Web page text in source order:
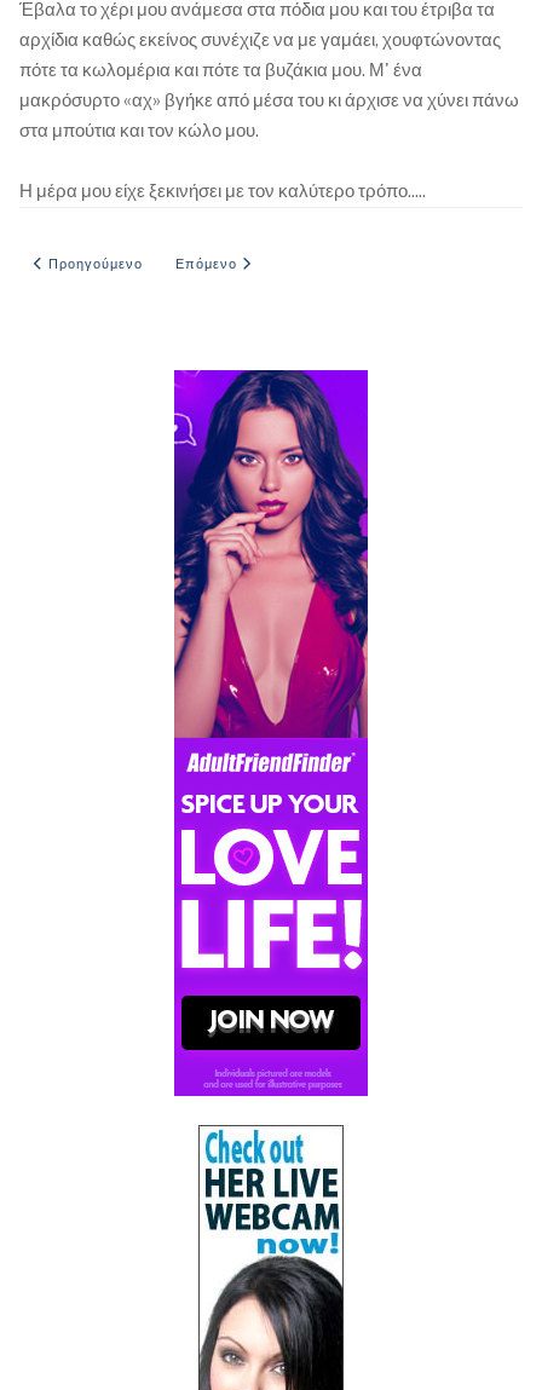
Έβαλα το χέρι μου ανάμεσα στα πόδια μου και του έτριβα τα
αρχίδια καθώς εκείνος συνέχιζε να με γαμάει, χουφτώνοντας
πότε τα κωλομέρια και πότε τα βυζάκια μου. Μ' ένα
μακρόσυρτο «αχ» βγήκε από μέσα του κι άρχισε να χύνει πάνω
στα μπούτια και τον κώλο μου.
Η μέρα μου είχε ξεκινήσει με τον καλύτερο τρόπο.....
Προηγούμενο άρθρο: Η ΠΡΩΤΗ ΜΑΣ ΒΡΑΔΥΑ
Προηγούμενο Επόμενο άρθρο: ΜΟΥ ΑΡΕΣΕΙ ΝΑ ΠΡΟΚΑΛΩ
Επόμενο